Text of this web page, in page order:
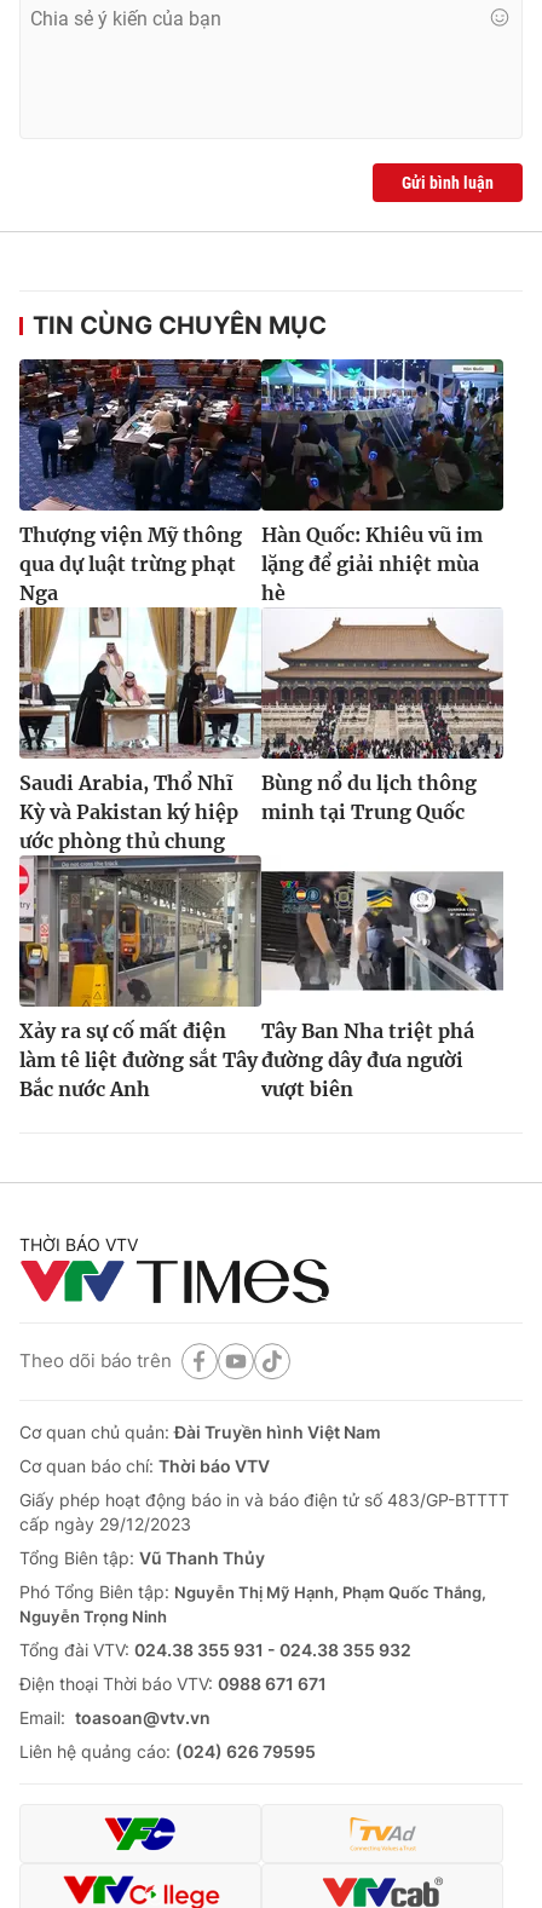
Gửi bình luận
TIN CÙNG CHUYÊN MỤC
Thượng viện Mỹ thông
qua dự luật trừng phạt
Nga
Hàn Quốc: Khiêu vũ im
lặng để giải nhiệt mùa
hè
Saudi Arabia, Thổ Nhĩ
Kỳ và Pakistan ký hiệp
ước phòng thủ chung
Bùng nổ du lịch thông
minh tại Trung Quốc
Xảy ra sự cố mất điện
làm tê liệt đường sắt Tây
Bắc nước Anh
Tây Ban Nha triệt phá
đường dây đưa người
vượt biên
THỜI BÁO VTV
Theo dõi báo trên
Cơ quan chủ quản:Đài Truyền hình Việt Nam
Cơ quan báo chí: Thời báo VTV
Giấy phép hoạt động báo in và báo điện tử số 483/GP-BTTTT
cấp ngày 29/12/2023
Tổng Biên tập: Vũ Thanh Thủy
Phó Tổng Biên tập: Nguyễn Thị Mỹ Hạnh, Phạm Quốc Thắng,
Nguyễn Trọng Ninh
Tổng đài VTV: 024.38 355 931 - 024.38 355 932
Ðiện thoại Thời báo VTV: 0988 671 671
Email: toasoan@vtv.vn
Liên hệ quảng cáo: (024) 626 79595